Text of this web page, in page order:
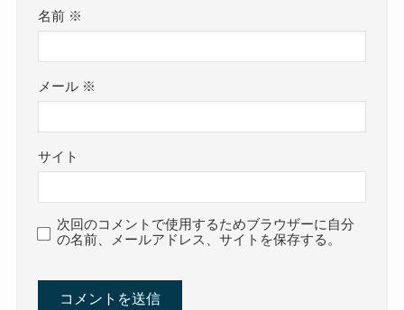
名前 ※
メール ※
サイト
次回のコメントで使用するためブラウザーに自分
の名前、メールアドレス、サイトを保存する。